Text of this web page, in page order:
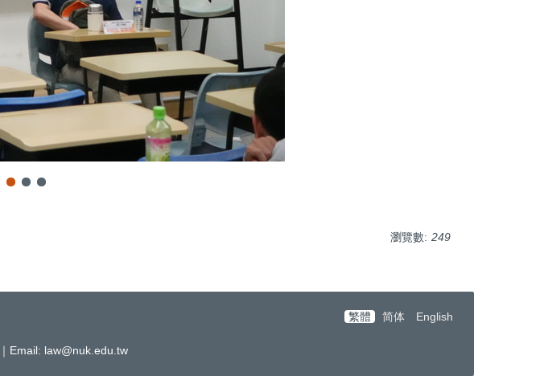
瀏覽數: 249
繁體 简体
English
Email: law@nuk.edu.tw